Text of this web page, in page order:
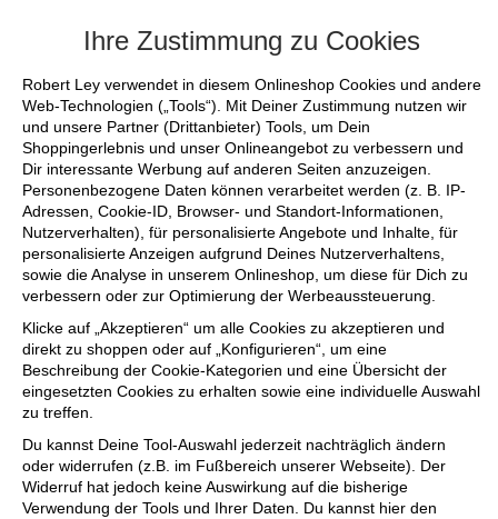
Ihre Zustimmung zu Cookies
Robert Ley verwendet in diesem Onlineshop Cookies und andere
Web-Technologien („Tools“). Mit Deiner Zustimmung nutzen wir
und unsere Partner (Drittanbieter) Tools, um Dein
Shoppingerlebnis und unser Onlineangebot zu verbessern und
Dir interessante Werbung auf anderen Seiten anzuzeigen.
Personenbezogene Daten können verarbeitet werden (z. B. IP-
Adressen, Cookie-ID, Browser- und Standort-Informationen,
Nutzerverhalten), für personalisierte Angebote und Inhalte, für
personalisierte Anzeigen aufgrund Deines Nutzerverhaltens,
sowie die Analyse in unserem Onlineshop, um diese für Dich zu
verbessern oder zur Optimierung der Werbeaussteuerung.
Klicke auf „Akzeptieren“ um alle Cookies zu akzeptieren und
direkt zu shoppen oder auf „Konfigurieren“, um eine
Beschreibung der Cookie-Kategorien und eine Übersicht der
eingesetzten Cookies zu erhalten sowie eine individuelle Auswahl
zu treffen.
Du kannst Deine Tool-Auswahl jederzeit nachträglich ändern
oder widerrufen (z.B. im Fußbereich unserer Webseite). Der
Widerruf hat jedoch keine Auswirkung auf die bisherige
Verwendung der Tools und Ihrer Daten. Du kannst hier den